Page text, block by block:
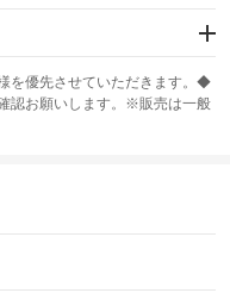
ABS
を優先させていただきます。◆
認お願いします。※販売は一般